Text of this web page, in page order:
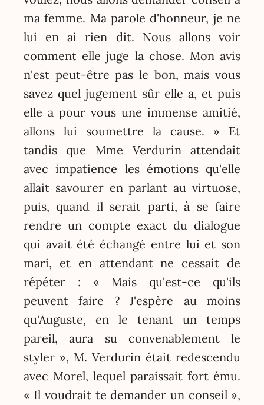
ma femme. Ma parole d'honneur, je ne
lui en ai rien dit. Nous allons voir
comment elle juge la chose. Mon avis
n'est peut-être pas le bon, mais vous
savez quel jugement sûr elle a, et puis
elle a pour vous une immense amitié,
allons lui soumettre la cause. » Et
tandis que Mme Verdurin attendait
avec impatience les émotions qu'elle
allait savourer en parlant au virtuose,
puis, quand il serait parti, à se faire
rendre un compte exact du dialogue
qui avait été échangé entre lui et son
mari, et en attendant ne cessait de
répéter : « Mais qu'est-ce qu'ils
peuvent faire ? J'espère au moins
qu'Auguste, en le tenant un temps
pareil, aura su convenablement le
styler », M. Verdurin était redescendu
avec Morel, lequel paraissait fort ému.
« Il voudrait te demander un conseil »,